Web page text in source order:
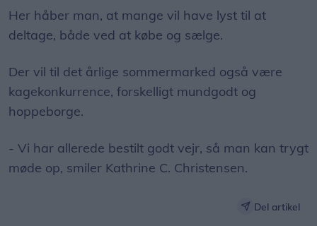
Her håber man, at mange vil have lyst til at
deltage, både ved at købe og sælge.
Der vil til det årlige sommermarked også være
kagekonkurrence, forskelligt mundgodt og
hoppeborge.
- Vi har allerede bestilt godt vejr, så man kan trygt
møde op, smiler Kathrine C. Christensen.
Del artikel